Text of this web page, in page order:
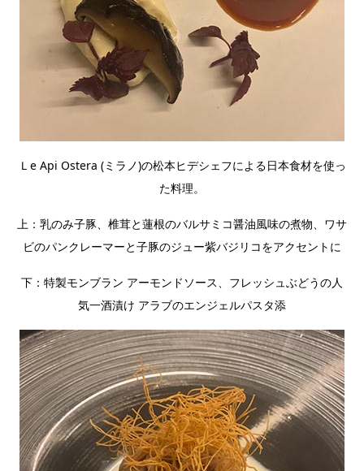
Ｌe Api Ostera (ミラノ)の松本ヒデシェフによる日本食材を使っ
た料理。
上：乳のみ子豚、椎茸と蓮根のバルサミコ醤油風味の煮物、ワサ
ビのパンクレーマーと子豚のジュー紫バジリコをアクセントに
下：特製モンブラン アーモンドソース、フレッシュぶどうの人
気一酒漬け アラブのエンジェルパスタ添